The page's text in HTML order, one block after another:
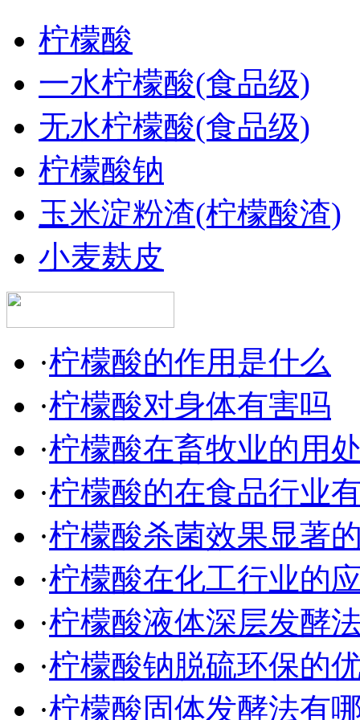
柠檬酸
一水柠檬酸(食品级)
无水柠檬酸(食品级)
柠檬酸钠
玉米淀粉渣(柠檬酸渣)
小麦麸皮
·柠檬酸的作用是什么
·柠檬酸对身体有害吗
·柠檬酸在畜牧业的用
·柠檬酸的在食品行业
·柠檬酸杀菌效果显著
·柠檬酸在化工行业的
·柠檬酸液体深层发酵
·柠檬酸钠脱硫环保的
·柠檬酸固体发酵法有